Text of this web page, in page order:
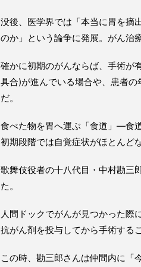
没後、医学界では「本当に胃を摘
のか」という論争に発展。がん治
確かに初期のがんならば、手術が
具合)が進んでいる場合や、患者
だ。
食べた物を胃へ運ぶ「食道」—食
初期段階では自覚症状がほとんど
歌舞伎役者の十八代目・中村勘三
た。
人間ドックでがんが見つかった際
抗がん剤を投与してから手術する
この時、勘三郎さんは仲間内に「